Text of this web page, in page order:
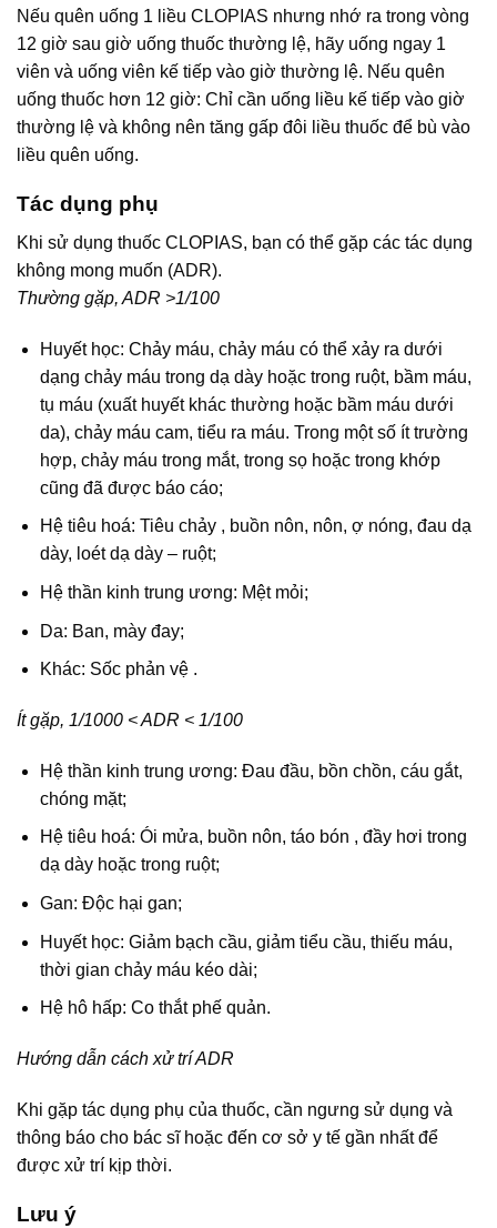
Nếu quên uống 1 liều CLOPIAS nhưng nhớ ra trong vòng
12 giờ sau giờ uống thuốc thường lệ, hãy uống ngay 1
viên và uống viên kế tiếp vào giờ thường lệ. Nếu quên
uống thuốc hơn 12 giờ: Chỉ cần uống liều kế tiếp vào giờ
thường lệ và không nên tăng gấp đôi liều thuốc để bù vào
liều quên uống.
Tác dụng phụ
Khi sử dụng thuốc CLOPIAS, bạn có thể gặp các tác dụng
không mong muốn (ADR).
Thường gặp, ADR >1/100
Huyết học: Chảy máu, chảy máu có thể xảy ra dưới
dạng chảy máu trong dạ dày hoặc trong ruột, bầm máu,
tụ máu (xuất huyết khác thường hoặc bầm máu dưới
da), chảy máu cam, tiểu ra máu. Trong một số ít trường
hợp, chảy máu trong mắt, trong sọ hoặc trong khớp
cũng đã được báo cáo;
Hệ tiêu hoá: Tiêu chảy , buồn nôn, nôn, ợ nóng, đau dạ
dày, loét dạ dày – ruột;
Hệ thần kinh trung ương: Mệt mỏi;
Da: Ban, mày đay;
Khác: Sốc phản vệ .
Ít gặp, 1/1000 < ADR < 1/100
Hệ thần kinh trung ương: Đau đầu, bồn chồn, cáu gắt,
chóng mặt;
Hệ tiêu hoá: Ói mửa, buồn nôn, táo bón , đầy hơi trong
dạ dày hoặc trong ruột;
Gan: Độc hại gan;
Huyết học: Giảm bạch cầu, giảm tiểu cầu, thiếu máu,
thời gian chảy máu kéo dài;
Hệ hô hấp: Co thắt phế quản.
Hướng dẫn cách xử trí ADR
Khi gặp tác dụng phụ của thuốc, cần ngưng sử dụng và
thông báo cho bác sĩ hoặc đến cơ sở y tế gần nhất để
được xử trí kịp thời.
Lưu ý